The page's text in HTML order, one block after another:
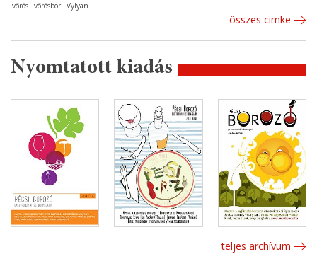
vörös vörösbor Vylyan
összes cimke
Nyomtatott kiadás
teljes archívum